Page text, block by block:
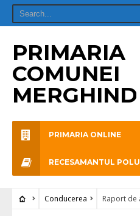
PRIMARIA
COMUNEI
PRIMARIA ONLINE
RECESAMANTUL
Conducerea Raport de